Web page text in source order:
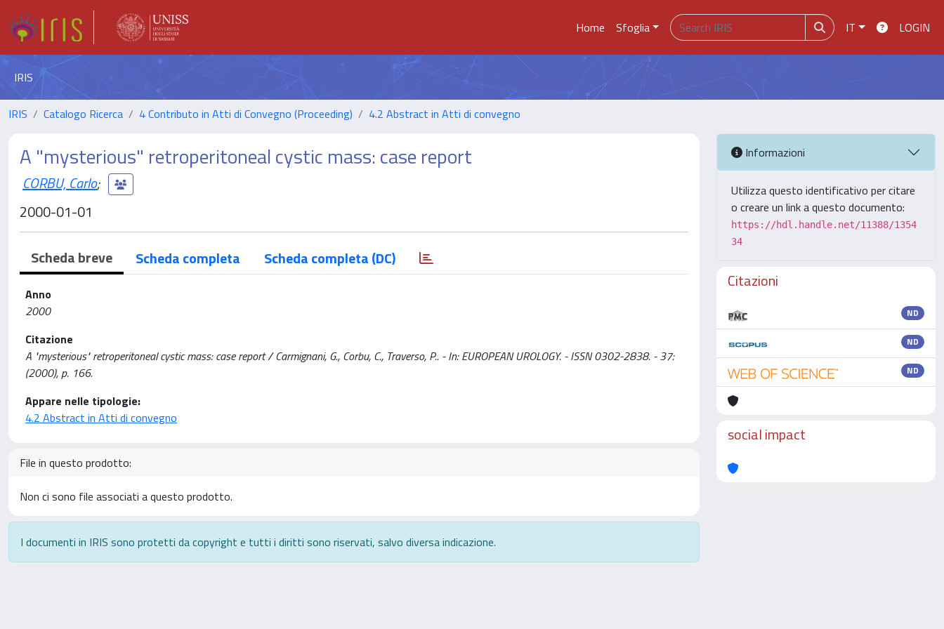
Home Sfoglia IT LOGIN
IRIS
IRIS Catalogo Ricerca 4 Contributo in Atti di Convegno (Proceeding) 4.2 Abstract in Atti di convegno
A "mysterious" retroperitoneal cystic mass: case report
CORBU, Carlo;
2000-01-01
Scheda breve Scheda completa Scheda completa (DC)
Anno
2000
Citazione
A "mysterious" retroperitoneal cystic mass: case report / Carmignani, G., Corbu, C., Traverso, P.. - In: EUROPEAN UROLOGY. - ISSN 0302-2838. - 37:
(2000), p. 166.
Appare nelle tipologie:
4.2 Abstract in Atti di convegno
File in questo prodotto:
Non ci sono file associati a questo prodotto.
I documenti in IRIS sono protetti da copyright e tutti i diritti sono riservati, salvo diversa indicazione.
Informazioni
Utilizza questo identificativo per citare
o creare un link a questo documento:
https://hdl.handle.net/11388/1354
34
Citazioni
ND
ND
ND
social impact